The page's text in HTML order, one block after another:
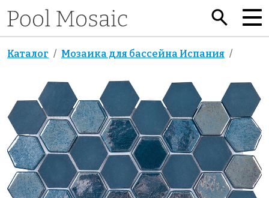
Каталог Мозаика для бассейна Испания